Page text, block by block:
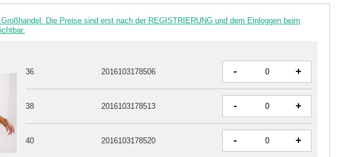
Die Preise sind erst nach der REGISTRIERUNG und dem Einloggen beim
36 2016103178506 - +
38 2016103178513 - +
40 2016103178520 - +